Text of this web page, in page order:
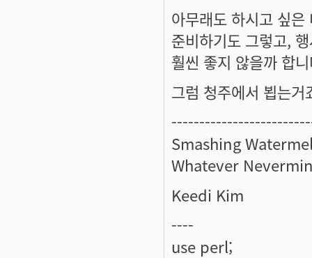
아무래도 하시고 싶
준비하기도 그렇고,
훨씬 좋지 않을까 합
그럼 청주에서 뵙는거
Smashing
Whatever
Keedi Kim
----
use perl;